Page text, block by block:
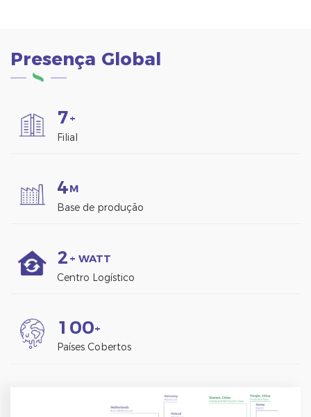
Presença Global
7+
Filial
4M
Base de produção
2 + WATT
Centro Logístico
1 00+
Países Cobertos